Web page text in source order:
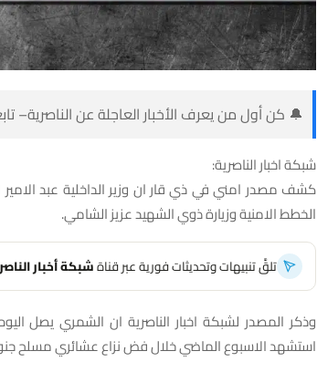
🔔 كن أول من يعرف الأخبار العاجلة عن الناصرية–
شبكة اخبار الناصرية:
كشف مصدر امني في ذي قار ان وزير الداخلية عبد الامير
الخطط الامنية وزيارة ذوي الشهيد عزيز الشامي.
تلقَّ تنبيهات وتحديثات فورية عبر قناةشبكة أخبار
وذكر المصدر لشبكة اخبار الناصرية ان الشمري يصل
استشهد الاسبوع الماضي خلال فض نزاع عشائري مسلح